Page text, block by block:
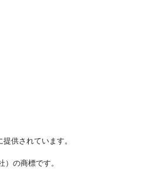
提供されています。
の商標です。